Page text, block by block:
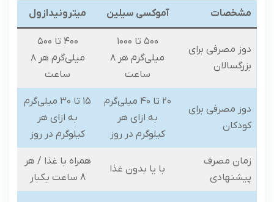
مشخصات آموکسی سیلین میترونیدازول
دوز مصرفی برای
بزرگسالان
۵۰۰ تا ۱۰۰۰
میلی‌گرم هر ۸
ساعت
۴۰۰ تا ۵۰۰
میلی‌گرم هر ۸
ساعت
دوز مصرفی برای
کودکان
۲۰ تا ۴۰ میلی‌گرم
به ازای هر
کیلوگرم در روز
۱۵ تا ۳۰ میلی‌گرم
به ازای هر
کیلوگرم در روز
زمان مصرف
پیشنهادی
با یا بدون غذا
همراه با غذا / هر
8 ساعت یکبار